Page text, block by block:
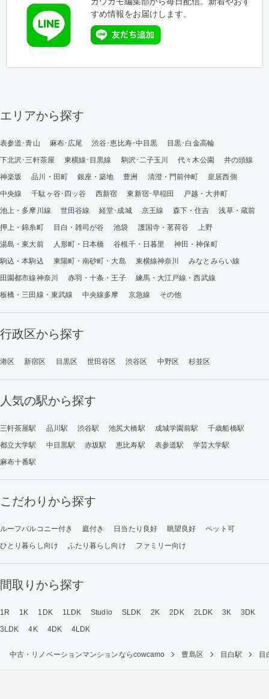
すめ情報をお届けします。
エリアから探す
表参道･青山 麻布･広尾 渋谷･恵比寿･中目黒
目黒･白金高輪
下北沢･三軒茶屋
東横線･目黒線 駒沢･二子玉川 代々木公園
井の頭線
神楽坂
品川・田町 銀座・築地 豊洲 清澄・門前仲町
皇居西側
中央線
千駄ヶ谷･四ッ谷 西新宿 東新宿･早稲田
戸越・大井町
池上・多摩川線
世田谷線 経堂･成城 京王線 森下・住吉
浅草・蔵前
押上・錦糸町
目白・雑司が谷 池袋 護国寺・茗荷谷
上野
湯島・東大前
人形町・日本橋 谷根千・日暮里
神田・神保町
駒込・本駒込
東陽町・南砂町・大島 東横線神奈川
みなとみらい線
田園都市線神奈川
赤羽・十条・王子
練馬・大江戸線・西武線
板橋・三田線・東武線
中央線多摩 京急線 その他
行政区から探す
港区 新宿区 目黒区 世田谷区 渋谷区 中野区 杉並区
人気の駅から探す
三軒茶屋駅 品川駅 渋谷駅 池尻大橋駅 成城学園前駅
千歳船橋駅
都立大学駅
中目黒駅 赤坂駅 恵比寿駅 表参道駅
学芸大学駅
麻布十番駅
こだわりから探す
ルーフバルコニー付き 庭付き 日当たり良好 眺望良好
ペット可
ひとり暮らし向け
ふたり暮らし向け ファミリー向け
間取りから探す
1R 1K 1DK 1LDK Studio SLDK 2K 2DK 2LDK 3K
3DK
3LDK
4K 4DK 4LDK
中古・リノベーションマンションならcowcamo 豊島区 目白駅 目